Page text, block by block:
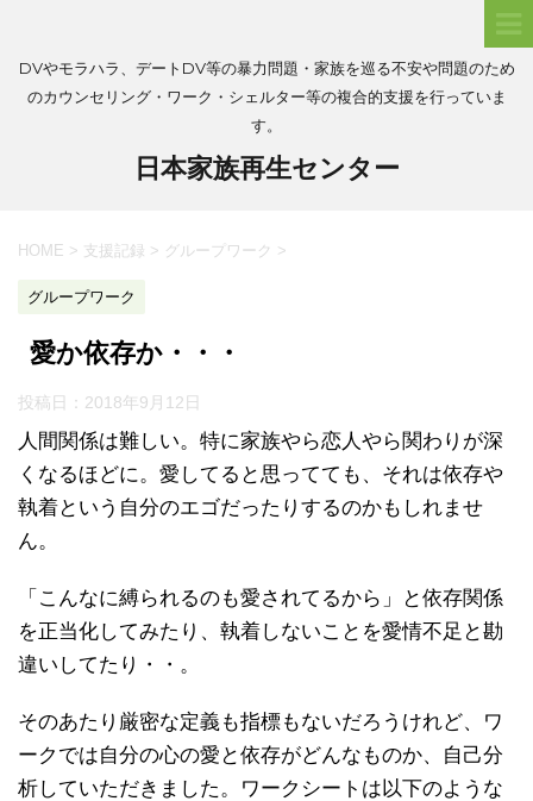
DVやモラハラ、デートDV等の暴力問題・家族を巡る不安や問題のため
のカウンセリング・ワーク・シェルター等の複合的支援を行っていま
す。
日本家族再生センター
HOME > 支援記録 > グループワーク >
グループワーク
愛か依存か・・・
投稿日： 2018年9月12日
人間関係は難しい。特に家族やら恋人やら関わりが深
くなるほどに。愛してると思ってても、それは依存や
執着という自分のエゴだったりするのかもしれませ
ん。
「こんなに縛られるのも愛されてるから」と依存関係
を正当化してみたり、執着しないことを愛情不足と勘
違いしてたり・・。
そのあたり厳密な定義も指標もないだろうけれど、ワ
ークでは自分の心の愛と依存がどんなものか、自己分
析していただきました。ワークシートは以下のような